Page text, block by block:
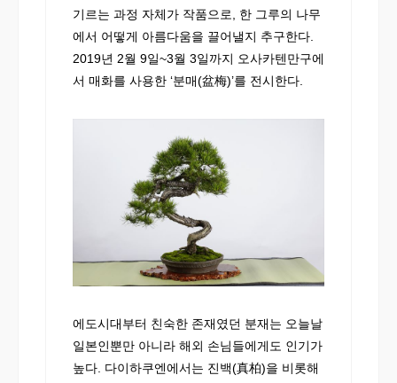
기르는 과정 자체가 작품으로, 한 그루의 나무
에서 어떻게 아름다움을 끌어낼지 추구한다.
2019년 2월 9일~3월 3일까지 오사카텐만구에
서 매화를 사용한 ‘분매(盆梅)’를 전시한다.
에도시대부터 친숙한 존재였던 분재는 오늘날
일본인뿐만 아니라 해외 손님들에게도 인기가
높다. 다이하쿠엔에서는 진백(真柏)을 비롯해